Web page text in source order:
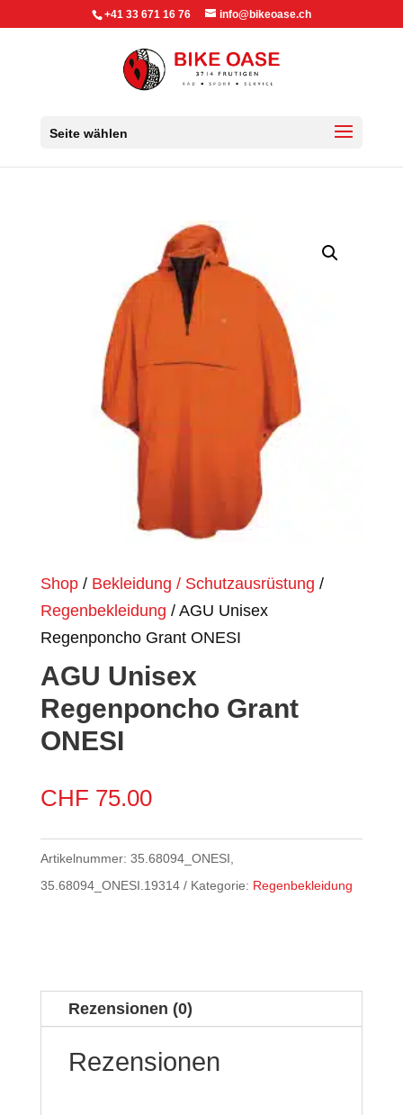
+41 33 671 16 76 info@bikeoase.ch
Seite wählen
Shop/ Bekleidung / Schutzausrüstung /
Regenbekleidung / AGU Unisex
Regenponcho Grant ONESI
AGU Unisex
Regenponcho Grant
ONESI
CHF 75.00
Artikelnummer: 35.68094_ONESI,
35.68094_ONESI.19314
Kategorie: Regenbekleidung
Rezensionen (0)
Rezensionen